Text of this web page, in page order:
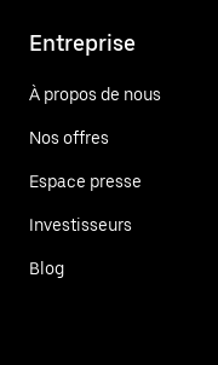
Entreprise
À propos de nous
Nos offres
Espace presse
Investisseurs
Blog